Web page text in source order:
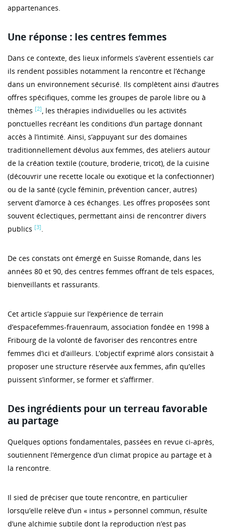
appartenances.
Une réponse : les centres femmes
Dans ce contexte, des lieux informels s’avèrent essentiels car
ils rendent possibles notamment la rencontre et l’échange
dans un environnement sécurisé. Ils complètent ainsi d’autres
offres spécifiques, comme les groupes de parole libre ou à
thèmes [2], les thérapies individuelles ou les activités
ponctuelles recréant les conditions d’un partage donnant
accès à l’intimité. Ainsi, s’appuyant sur des domaines
traditionnellement dévolus aux femmes, des ateliers autour
de la création textile (couture, broderie, tricot), de la cuisine
(découvrir une recette locale ou exotique et la confectionner)
ou de la santé (cycle féminin, prévention cancer, autres)
servent d’amorce à ces échanges. Les offres proposées sont
souvent éclectiques, permettant ainsi de rencontrer divers
publics [3].
De ces constats ont émergé en Suisse Romande, dans les
années 80 et 90, des centres femmes offrant de tels espaces,
bienveillants et rassurants.
Cet article s’appuie sur l’expérience de terrain
d’espacefemmes-frauenraum, association fondée en 1998 à
Fribourg de la volonté de favoriser des rencontres entre
femmes d’ici et d’ailleurs. L’objectif exprimé alors consistait à
proposer une structure réservée aux femmes, afin qu’elles
puissent s’informer, se former et s’affirmer.
Des ingrédients pour un terreau favorable
au partage
Quelques options fondamentales, passées en revue ci-après,
soutiennent l’émergence d’un climat propice au partage et à
la rencontre.
Il sied de préciser que toute rencontre, en particulier
lorsqu’elle relève d’un « intus » personnel commun, résulte
d’une alchimie subtile dont la reproduction n’est pas